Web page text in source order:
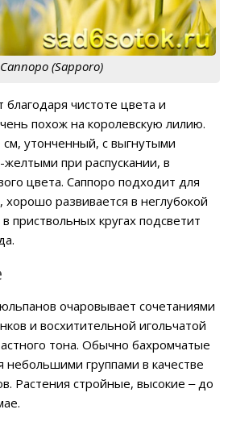
Саппоро (Sapporo)
чистоте цвета и
похож на королевскую лилию.
утонченный, с выгнутыми
при распускании, в
цвета. Саппоро подходит для
хорошо развивается в неглубокой
приствольных кругах подсветит
очаровывает сочетаниями
и восхитительной игольчатой
тона. Обычно бахромчатые
небольшими группами в качестве
Растения стройные, высокие ‒ до